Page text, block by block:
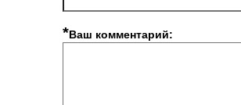
*Ваш комментарий: